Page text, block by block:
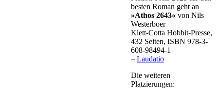
besten Roman geht an
»Athos 2643« von Nils
Westerboer
Klett-Cotta Hobbit-Presse,
432 Seiten, ISBN 978-3-
608-98494-1
– Laudatio
Die weiteren
Platzierungen: